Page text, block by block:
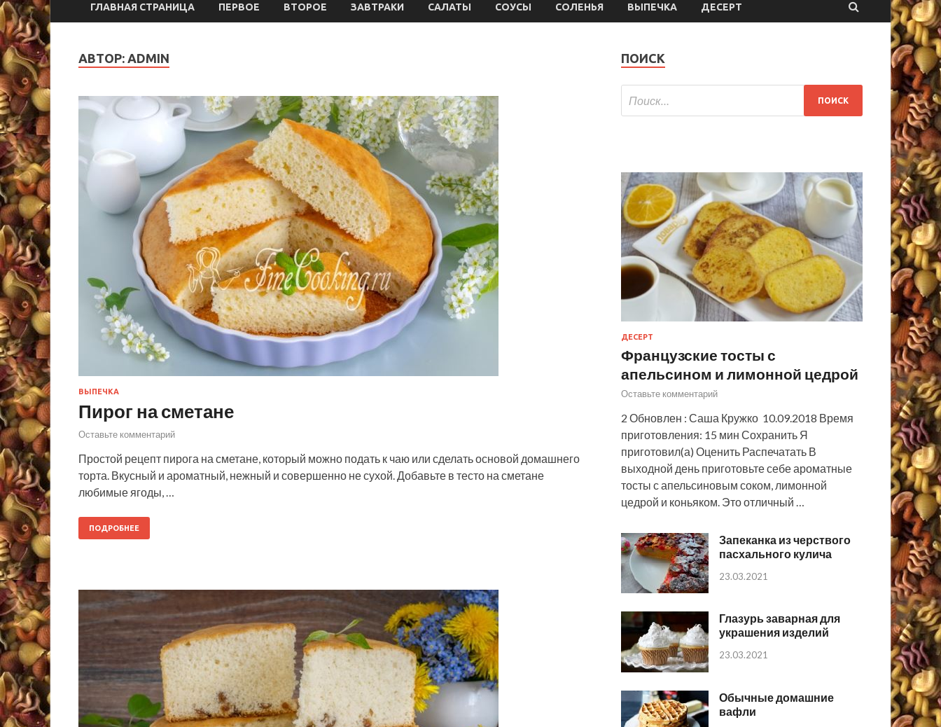
ГЛАВНАЯ СТРАНИЦА ПЕРВОЕ ВТОРОЕ ЗАВТРАКИ САЛАТЫ СОУСЫ СОЛЕНЬЯ ВЫПЕЧКА ДЕСЕРТ
АВТОР: ADMIN
ВЫПЕЧКА
Пирог на сметане
Оставьте комментарий
Простой рецепт пирога на сметане, который можно подать к чаю или сделать основой домашнего
торта. Вкусный и ароматный, нежный и совершенно не сухой. Добавьте в тесто на сметане
любимые ягоды, …
ПОДРОБНЕЕ
ПОИСК
ДЕСЕРТ
Французские тосты с
апельсином и лимонной цедрой
Оставьте комментарий
2 Обновлен : Саша Кружко 10.09.2018 Время
приготовления: 15 мин Сохранить Я
приготовил(а) Оценить Распечатать В
выходной день приготовьте себе ароматные
тосты с апельсиновым соком, лимонной
цедрой и коньяком. Это отличный …
Запеканка из черствого
пасхального кулича
23.03.2021
Глазурь заварная для
украшения изделий
23.03.2021
Обычные домашние
вафли